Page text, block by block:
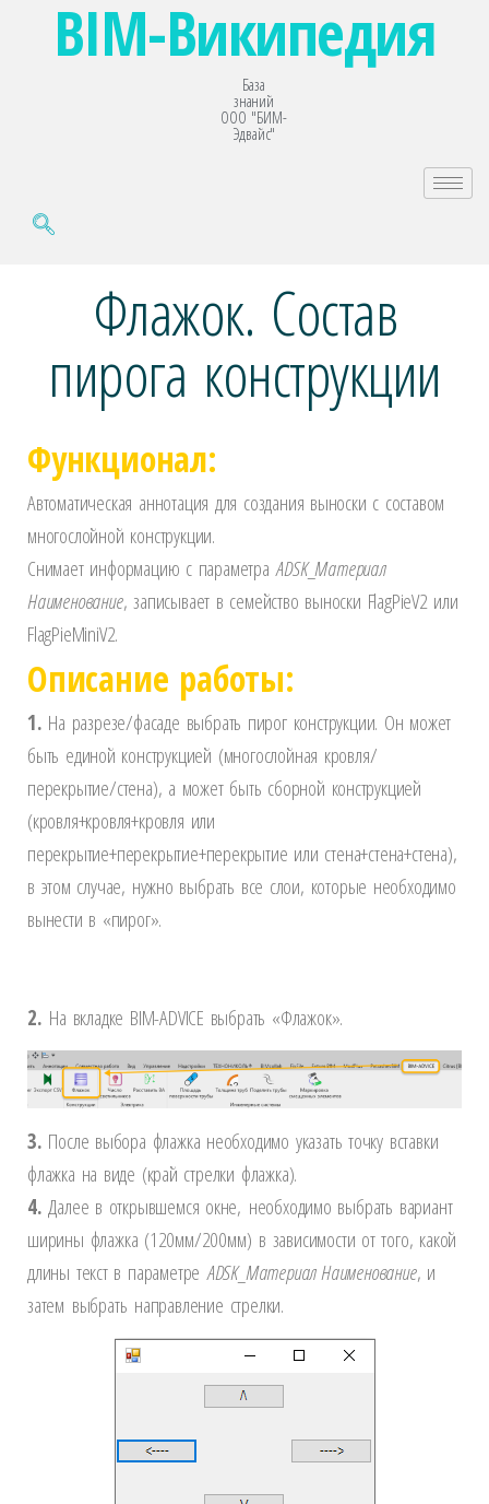
BIM-Википедия
База
знаний
ООО "БИМ-
Эдвайс"
Флажок. Состав
пирога конструкции
Функционал:
Автоматическая аннотация для создания выноски с составом
многослойной конструкции.
Снимает информацию с параметраADSK_Материал
Наименование, записывает в семейство выноски FlagPieV2 или
FlagPieMiniV2.
Описание работы:
1. На разрезе/фасаде выбрать пирог конструкции. Он может
быть единой конструкцией (многослойная кровля/
перекрытие/стена), а может быть сборной конструкцией
(кровля+кровля+кровля или
перекрытие+перекрытие+перекрытие или стена+стена+стена),
в этом случае, нужно выбрать все слои, которые необходимо
вынести в «пирог».
2. На вкладке BIM-ADVICE выбрать «Флажок».
3. После выбора флажка необходимо указать точку вставки
флажка на виде (край стрелки флажка).
4. Далее в открывшемся окне, необходимо выбрать вариант
ширины флажка (120мм/200мм) в зависимости от того, какой
длины текст в параметреADSK_Материал Наименование, и
затем выбрать направление стрелки.